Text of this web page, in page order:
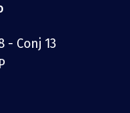
- Conj 13